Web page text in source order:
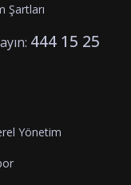
Şartları
444 15 25
Yönetim